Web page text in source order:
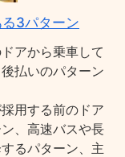
3パターン
アから乗車して
払いのパターン
用する前のドア
、高速バスや長
るパターン、主